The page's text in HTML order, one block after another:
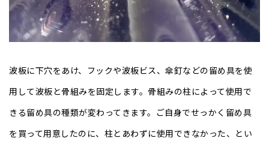
波板に下穴をあけ、フックや波板ビス、傘釘などの留め具を使
用して波板と骨組みを固定します。骨組みの柱によって使用で
きる留め具の種類が変わってきます。ご自身でせっかく留め具
を買って用意したのに、柱とあわずに使用できなかった、とい